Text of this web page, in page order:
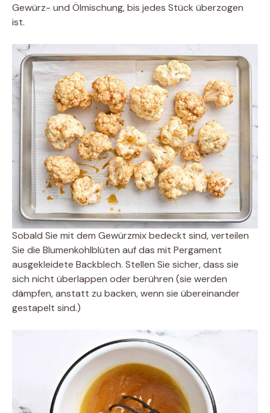
Gewürz- und Ölmischung, bis jedes Stück überzogen
ist.
Sobald Sie mit dem Gewürzmix bedeckt sind, verteilen
Sie die Blumenkohlblüten auf das mit Pergament
ausgekleidete Backblech. Stellen Sie sicher, dass sie
sich nicht überlappen oder berühren (sie werden
dämpfen, anstatt zu backen, wenn sie übereinander
gestapelt sind.)